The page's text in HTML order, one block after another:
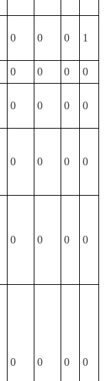
0 0 0 1
0 0 0
0
0 0 0 0
0 0 0 0
0 0 0 0
0 0 0 0